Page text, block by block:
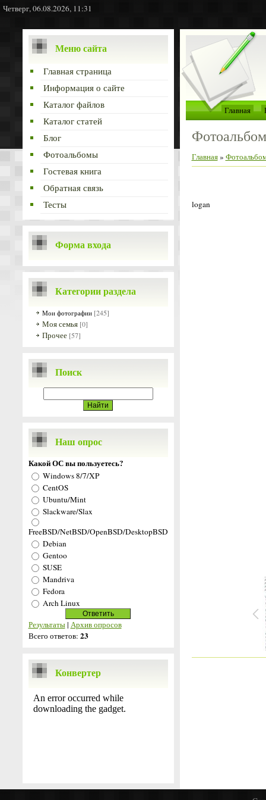
Четверг, 06.08.2026, 11:31
Меню сайта
Главная страница
Информация о сайте
Каталог файлов
Каталог статей
Блог
Фотоальбомы
Гостевая книга
Обратная связь
Тесты
Форма входа
Категории раздела
Мои фотографии [245]
Моя семья [0]
Прочее [57]
Поиск
Наш опрос
Какой ОС вы пользуетесь?
Windows 8/7/XP
CentOS
Ubuntu/Mint
Slackware/Slax
FreeBSD/NetBSD/OpenBSD/DesktopBSD
Debian
Gentoo
SUSE
Mandriva
Fedora
Arch Linux
Результаты| Архив опросов
Всего ответов: 23
Конвертер
Главная
Главная»
logan